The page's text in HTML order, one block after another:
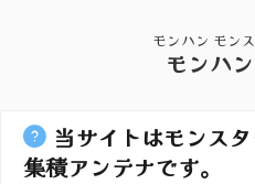
モンハン モン
モンハ
当サイトはモンス
集積アンテナです。